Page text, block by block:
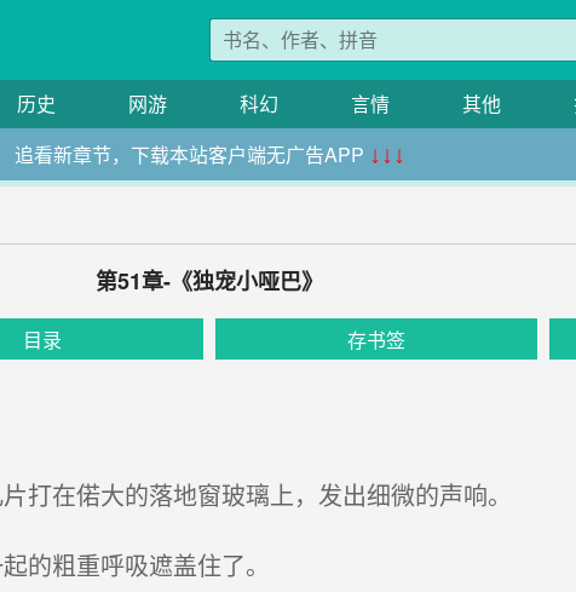
历史 网游 科幻 言情 其他
追看新章节，下载本站客户端无广告APP ↓↓↓
第51章-《独宠小哑巴》
目录 存书签
在偌大的落地窗玻璃上，发出细微的声响。
的粗重呼吸遮盖住了。